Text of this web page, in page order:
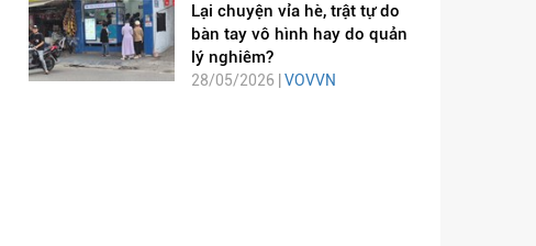
Lại chuyện vỉa hè, trật tự do
bàn tay vô hình hay do quản
lý nghiêm?
28/05/2026 | VOVVN